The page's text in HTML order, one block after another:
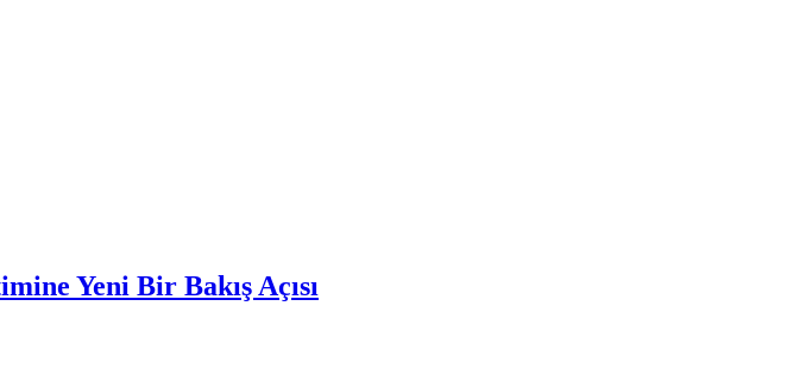
Yeni Bir Bakış Açısı